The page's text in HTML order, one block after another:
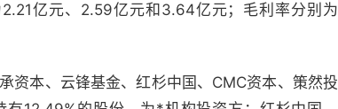
亿元、2.59亿元和3.64亿元；毛利率分别为
资本、云锋基金、红杉中国、CMC资本、策然投